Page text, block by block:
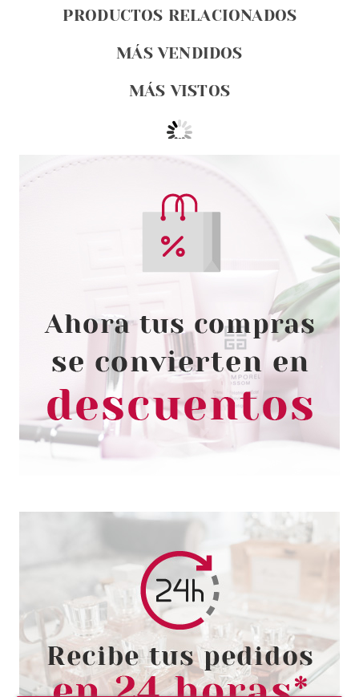
PRODUCTOS RELACIONADOS
MÁS VENDIDOS
MÁS VISTOS
CATRICE
CATRICE KOHL KAJAL LAPIZ DE
OJOS WATERPROOF 040 OPTIC
BROWNCHOC 1.2 G
Pvr 2.29€
-19%
desde
1.85€
CATRICE
CATRICE MASCARA DE
PESTAÑAS HYPER LASH 01
ELECTRIC BLACK